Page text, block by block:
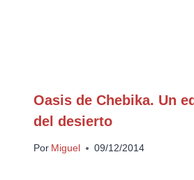
Oasis de Chebika. Un
del desierto
Por Miguel 09/12/2014